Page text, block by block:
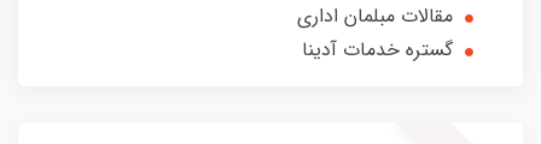
مقالات مبلمان اداری
گستره خدمات آدینا